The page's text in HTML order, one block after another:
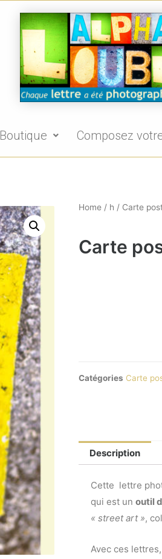
Boutique Composez
Home / h / Carte
Carte
Catégories Carte
Description
Cette lettre
qui est un outil
« street art »,
Avec ces